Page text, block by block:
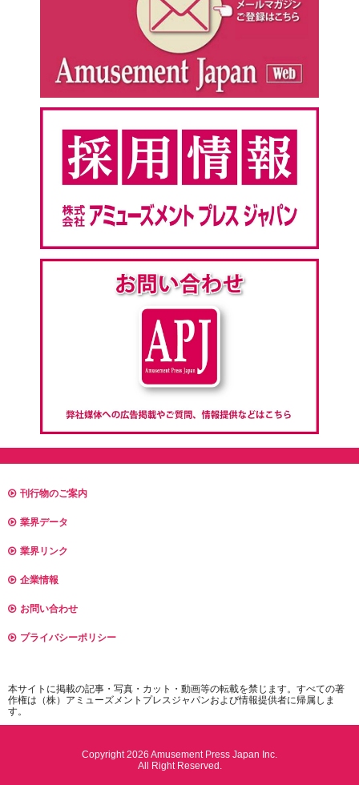
刊行物のご案内
業界データ
業界リンク
企業情報
お問い合わせ
プライバシーポリシー
本サイトに掲載の記事・写真・カット・動画等の転載を禁じます。すべての著
作権は（株）アミューズメントプレスジャパンおよび情報提供者に帰属しま
す。
Copyright 2026 Amusement Press Japan Inc.
All Right Reserved.